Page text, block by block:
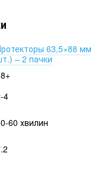
63,5×88
– 2 пачки
4
60 хвилин